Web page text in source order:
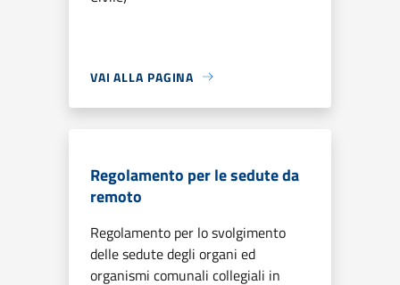
VAI ALLA PAGINA
Regolamento per le sedute da
remoto
Regolamento per lo svolgimento
delle sedute degli organi ed
organismi comunali collegiali in